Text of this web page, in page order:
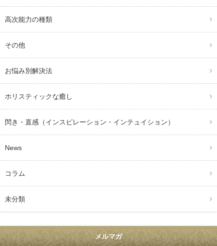
高次能力の種類
その他
お悩み別解決法
ホリスティックな癒し
閃き・直感（インスピレーション・インテュイション）
News
コラム
未分類
メルマガ